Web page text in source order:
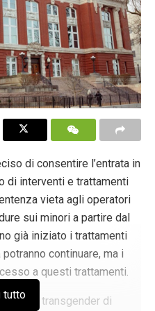
di consentire l’entrata in
di interventi e trattamenti
vieta agli operatori
sui minori a partire dal
già iniziato i trattamenti
continuare, ma i
a questi trattamenti.
transgender di
tutto